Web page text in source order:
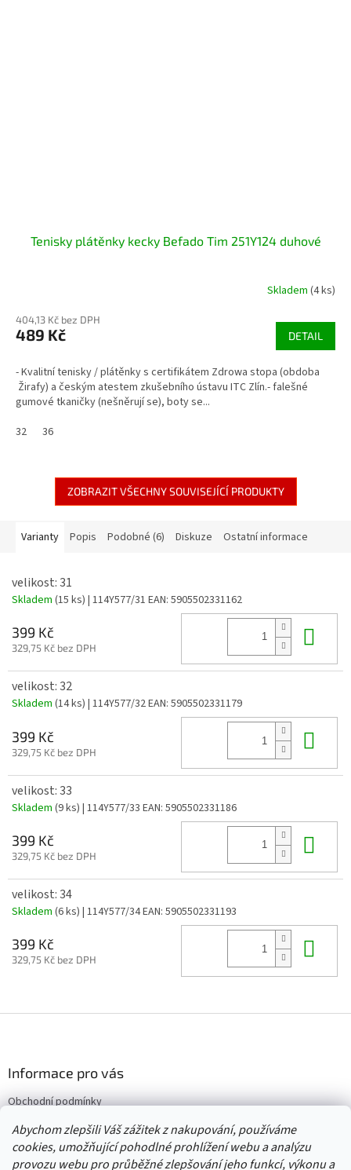
Abychom zlepšili Váš zážitek z nakupování, používáme
cookies, umožňující pohodlné prohlížení webu a analýzu
provozu webu pro průběžné zlepšování jeho funkcí, výkonu a
Tenisky plátěnky kecky Befado Tim 251Y124 duhové
Skladem (4 ks)
404,13 Kč bez DPH
489 Kč DETAIL
- Kvalitní tenisky / plátěnky s certifikátem Zdrowa stopa (obdoba
Žirafy) a českým atestem zkušebního ústavu ITC Zlín.- falešné
gumové tkaničky (nešněrují se), boty se...
32
36
ZOBRAZIT VŠECHNY SOUVISEJÍCÍ PRODUKTY
Varianty Popis Podobné (6) Diskuze Ostatní informace
velikost: 31
Skladem (15 ks) | 114Y577/31 EAN: 5905502331162
399 Kč
329,75 Kč bez DPH
velikost: 32
Skladem (14 ks) | 114Y577/32EAN: 5905502331179
399 Kč
329,75 Kč bez DPH
velikost: 33
Skladem (9 ks) | 114Y577/33 EAN: 5905502331186
399 Kč
329,75 Kč bez DPH
velikost: 34
Skladem (6 ks) | 114Y577/34EAN: 5905502331193
399 Kč
329,75 Kč bez DPH
í
Informace pro vás
Obchodní podmínky
Vrácení/výměna/reklamace
Velkoobchod